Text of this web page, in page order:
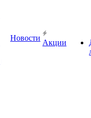
Новости
Акции